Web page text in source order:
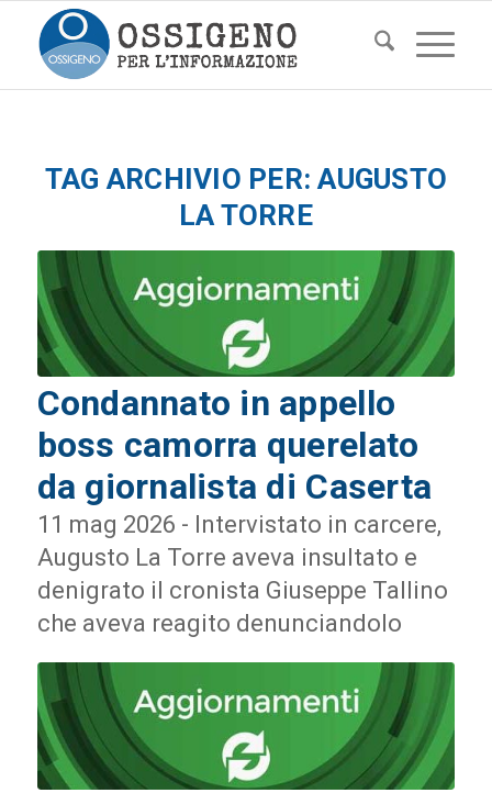
TAG ARCHIVIO PER:AUGUSTO
LA TORRE
Condannato in appello
boss camorra querelato
da giornalista di Caserta
11 mag 2026 - Intervistato in carcere,
Augusto La Torre aveva insultato e
denigrato il cronista Giuseppe Tallino
che aveva reagito denunciandolo